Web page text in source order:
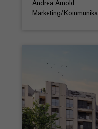
Andrea Arnold
Marketing/